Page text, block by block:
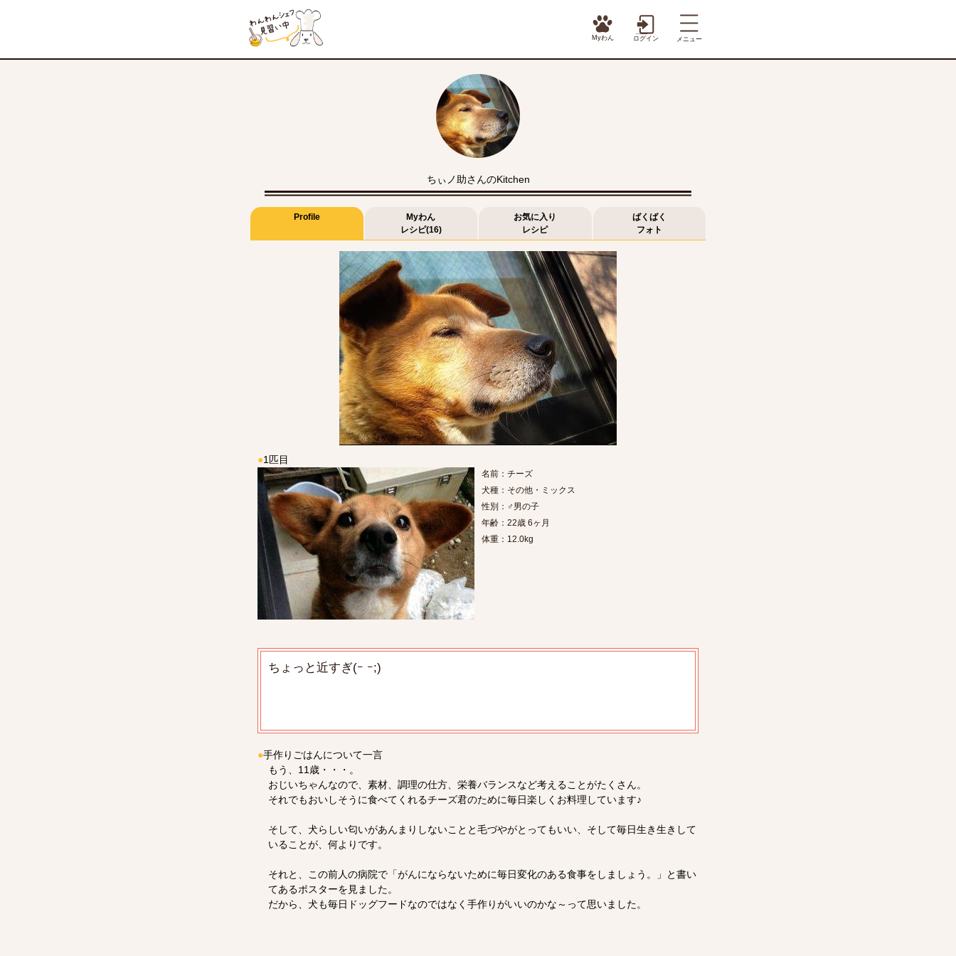
Myわん ログイン メニュー
ちぃノ助さんのKitchen
Profile
Myわん
レシピ(16)
お気に入り
レシピ
ばくばく
フォト
●1匹目
名前：チーズ
犬種：その他・ミックス
性別：♂男の子
年齢：22歳 6ヶ月
体重：12.0kg
ちょっと近すぎ(ｰ ｰ;)
●手作りごはんについて一言
もう、11歳・・・。
おじいちゃんなので、素材、調理の仕方、栄養バランスなど考えることがたくさん。
それでもおいしそうに食べてくれるチーズ君のために毎日楽しくお料理しています♪
そして、犬らしい匂いがあんまりしないことと毛づやがとってもいい、そして毎日生き生きして
いることが、何よりです。
それと、この前人の病院で「がんにならないために毎日変化のある食事をしましょう。」と書い
てあるポスターを見ました。
だから、犬も毎日ドッグフードなのではなく手作りがいいのかな～って思いました。